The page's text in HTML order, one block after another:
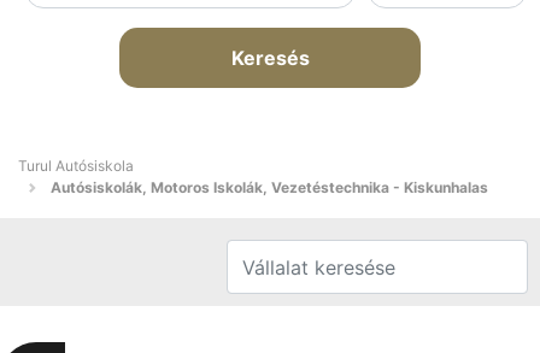
Keresés
Turul Autósiskola
Autósiskolák, Motoros Iskolák, Vezetéstechnika - Kiskunhalas